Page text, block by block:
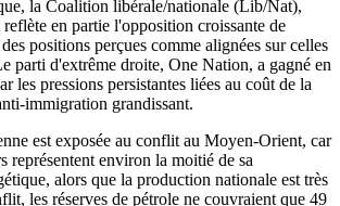
la Coalition libérale/nationale (Lib/Nat),
en partie l'opposition croissante de
positions perçues comme alignées sur celles
parti d'extrême droite, One Nation, a gagné en
les pressions persistantes liées au coût de la
immigration grandissant.
est exposée au conflit au Moyen-Orient, car
représentent environ la moitié de sa
alors que la production nationale est très
les réserves de pétrole ne couvraient que 49